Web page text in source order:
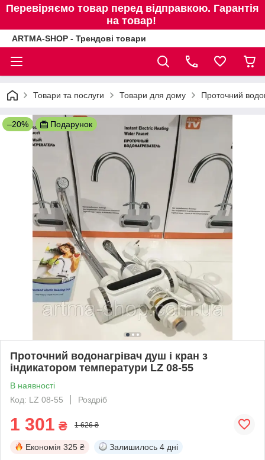
Перевіряємо товар перед відправкою. Гарантія
на товар!
ARTMA-SHOP - Трендові товари
Товари та послуги Товари для дому Проточний
–20% Подарунок
Проточний водонагрівач душ і кран з
індикатором температури LZ 08-55
В наявності
Код: LZ 08-55
Роздріб
1 301 ₴ 1 626 ₴
Економія 325 ₴ Залишилось 4 дні